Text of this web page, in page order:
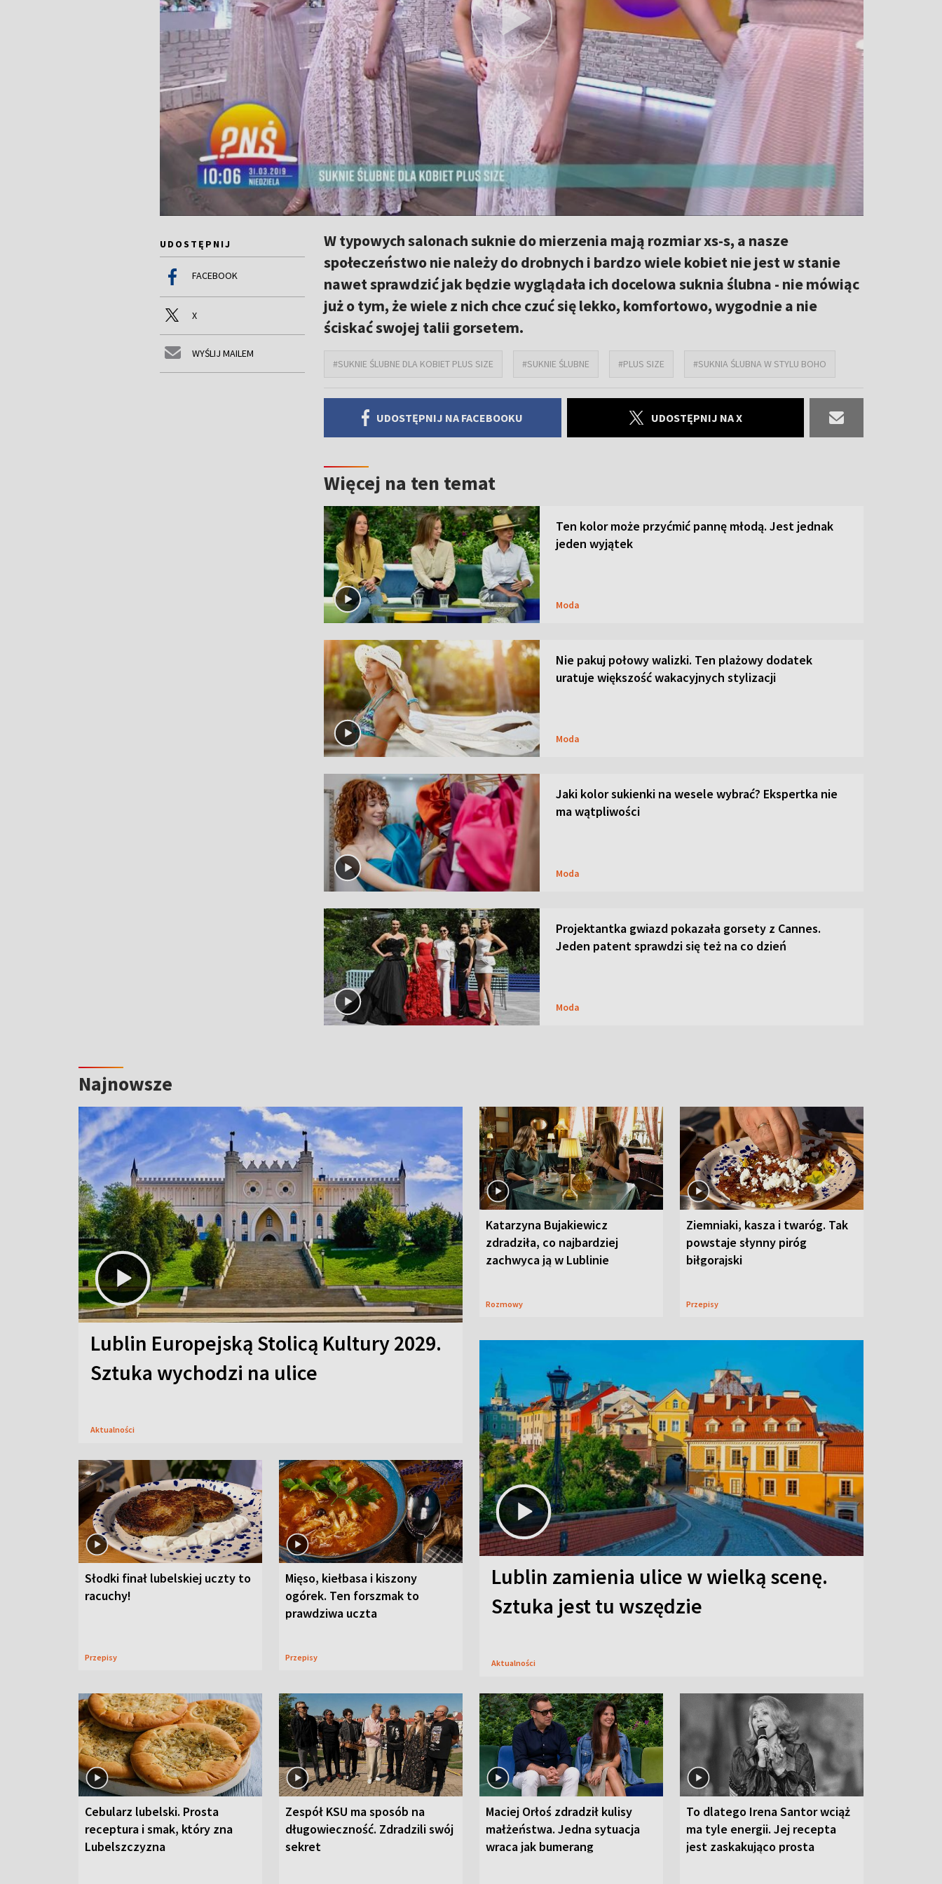
UDOSTĘPNIJ
FACEBOOK
X
WYŚLIJ MAILEM
W typowych salonach suknie do mierzenia mają rozmiar xs-s, a nasze
społeczeństwo nie należy do drobnych i bardzo wiele kobiet nie jest w stanie
nawet sprawdzić jak będzie wyglądała ich docelowa suknia ślubna - nie mówiąc
już o tym, że wiele z nich chce czuć się lekko, komfortowo, wygodnie a nie
ściskać swojej talii gorsetem.
#SUKNIE ŚLUBNE DLA KOBIET PLUS SIZE #SUKNIE ŚLUBNE #PLUS SIZE #SUKNIA ŚLUBNA W STYLU BOHO
UDOSTĘPNIJ NA FACEBOOKU UDOSTĘPNIJ NA X
Więcej na ten temat
Ten kolor może przyćmić pannę młodą. Jest jednak
jeden wyjątek
Moda
Nie pakuj połowy walizki. Ten plażowy dodatek
uratuje większość wakacyjnych stylizacji
Moda
Jaki kolor sukienki na wesele wybrać? Ekspertka nie
ma wątpliwości
Moda
Projektantka gwiazd pokazała gorsety z Cannes.
Jeden patent sprawdzi się też na co dzień
Moda
Najnowsze
Lublin Europejską Stolicą Kultury 2029.
Sztuka wychodzi na ulice
Aktualności
Katarzyna Bujakiewicz
zdradziła, co najbardziej
zachwyca ją w Lublinie
Rozmowy
Ziemniaki, kasza i twaróg. Tak
powstaje słynny piróg
biłgorajski
Przepisy
Słodki finał lubelskiej uczty to
racuchy!
Przepisy
Mięso, kiełbasa i kiszony
ogórek. Ten forszmak to
prawdziwa uczta
Przepisy
Lublin zamienia ulice w wielką scenę.
Sztuka jest tu wszędzie
Aktualności
Cebularz lubelski. Prosta
receptura i smak, który zna
Lubelszczyzna
Zespół KSU ma sposób na
długowieczność. Zdradzili swój
sekret
Maciej Orłoś zdradził kulisy
małżeństwa. Jedna sytuacja
wraca jak bumerang
To dlatego Irena Santor wciąż
ma tyle energii. Jej recepta
jest zaskakująco prosta